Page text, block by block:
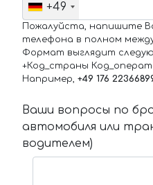
+49
Пожалуйста, напишите
телефона в полном
Формат выглядит
+Код_страны
Например, +49 176
Ваши вопросы по
автомобиля или
водителем)